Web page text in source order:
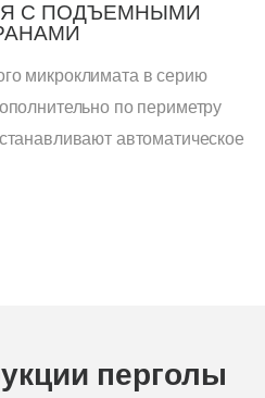
С ПОДЪЕМНЫМИ
микроклимата в серию
по периметру
автоматическое
перголы